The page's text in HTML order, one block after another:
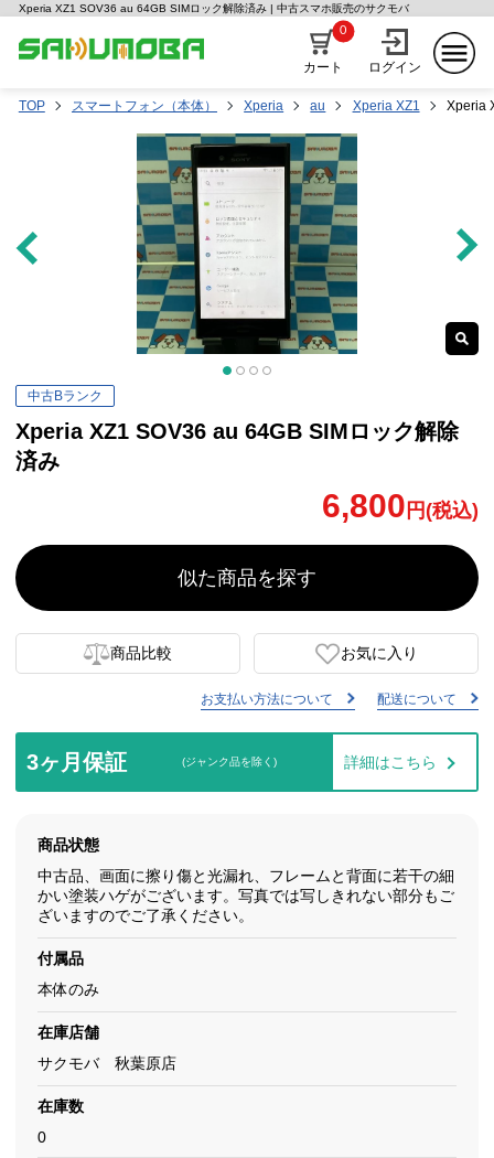
Xperia XZ1 SOV36 au 64GB SIMロック解除済み | 中古スマホ販売のサクモバ
カート
0
ログイン
TOP スマートフォン（本体） Xperia au Xperia XZ1 Xperia
中古Bランク
Xperia XZ1 SOV36 au 64GB SIMロック解除
済み
6,800 円(税込)
似た商品を探す
商品比較 お気に入り
お支払い方法について 配送について
3ヶ月保証 (ジャンク品を除く) 詳細はこちら
商品状態
中古品、画面に擦り傷と光漏れ、フレームと背面に若干の細
かい塗装ハゲがございます。写真では写しきれない部分もご
ざいますのでご了承ください。
付属品
本体のみ
在庫店舗
サクモバ 秋葉原店
在庫数
0